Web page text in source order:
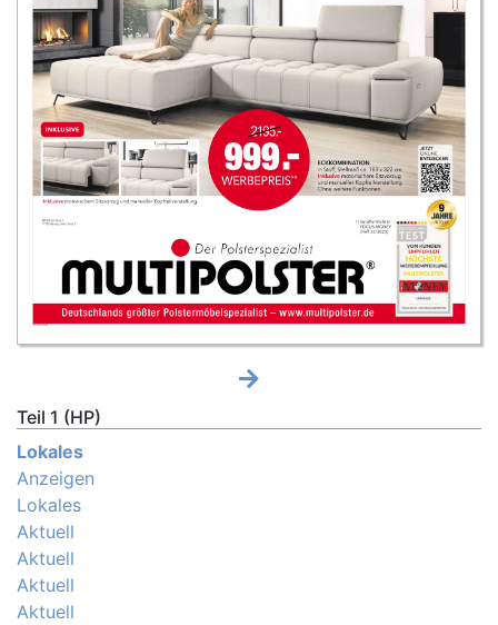
Teil 1 (HP)
Lokales
Anzeigen
Lokales
Aktuell
Aktuell
Aktuell
Aktuell